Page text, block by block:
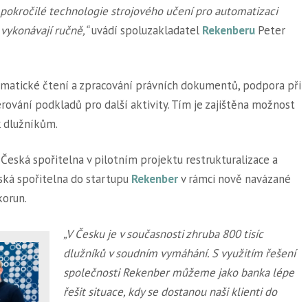
technologie strojového učení pro automatizaci
ručně,“uvádí spoluzakladatel Rekenberu Peter
čtení a zpracování právních dokumentů, podpora při
podkladů pro další aktivity. Tím je zajištěna možnost
spořitelna v pilotním projektu restrukturalizace a
spořitelna do startupu Rekenberv rámci nově navázané
„V Česku je v současnosti zhruba 800 tisíc
dlužníků v soudním vymáhání. S využitím řešení
společnosti Rekenber můžeme jako banka lépe
řešit situace, kdy se dostanou naši klienti do